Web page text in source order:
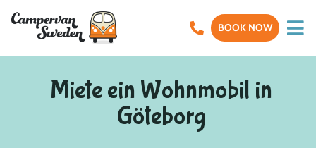
BOOK NOW
Miete ein Wohnmobil in
Göteborg